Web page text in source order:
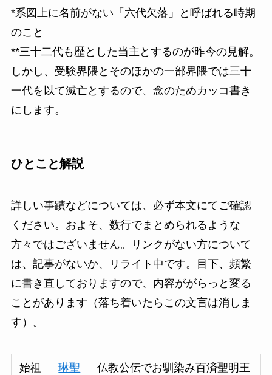
*系図上に名前がない「六代欠落」と呼ばれる時期
のこと
**三十二代も歴とした当主とするのが昨今の見解。
しかし、受験界隈とそのほかの一部界隈では三十
一代を以て滅亡とするので、念のためカッコ書き
にします。
ひとこと解説
詳しい事蹟などについては、必ず本文にてご確認
ください。およそ、数行でまとめられるような
方々ではございません。リンクがない方について
は、記事がないか、リライト中です。目下、頻繁
に書き直しておりますので、内容ががらっと変る
ことがあります（落ち着いたらこの文言は消しま
す）。
始祖
琳聖
仏教公伝でお馴染み百済聖明王